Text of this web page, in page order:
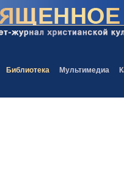
Библиотека Мультимедиа